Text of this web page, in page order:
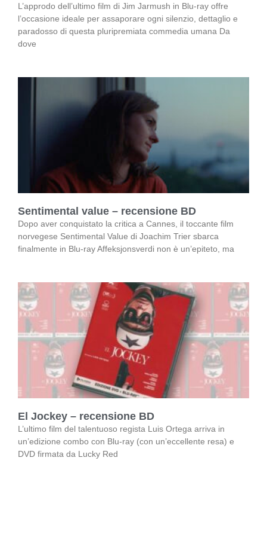
L’approdo dell’ultimo film di Jim Jarmush in Blu-ray offre
l’occasione ideale per assaporare ogni silenzio, dettaglio e
paradosso di questa pluripremiata commedia umana Da
dove
Sentimental value – recensione BD
Dopo aver conquistato la critica a Cannes, il toccante film
norvegese Sentimental Value di Joachim Trier sbarca
finalmente in Blu-ray Affeksjonsverdi non è un’epiteto, ma
El Jockey – recensione BD
L’ultimo film del talentuoso regista Luis Ortega arriva in
un’edizione combo con Blu-ray (con un’eccellente resa) e
DVD firmata da Lucky Red